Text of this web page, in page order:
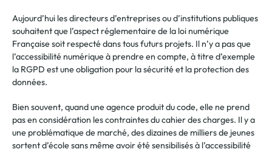
Aujourd’hui les directeurs d’entreprises ou d’institutions publiques
souhaitent que l’aspect réglementaire de la loi numérique
Française soit respecté dans tous futurs projets. Il n’y a pas que
l’accessibilité numérique à prendre en compte, à titre d’exemple
la RGPD est une obligation pour la sécurité et la protection des
données.
Bien souvent, quand une agence produit du code, elle ne prend
pas en considération les contraintes du cahier des charges. Il y a
une problématique de marché, des dizaines de milliers de jeunes
sortent d’école sans même avoir été sensibilisés à l’accessibilité